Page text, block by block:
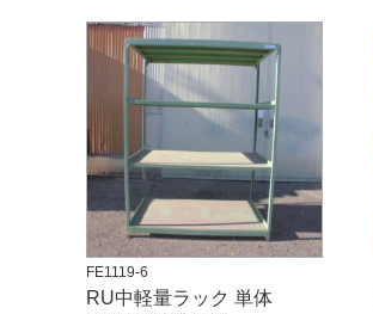
FE1119-6
RU中軽量ラック 単体